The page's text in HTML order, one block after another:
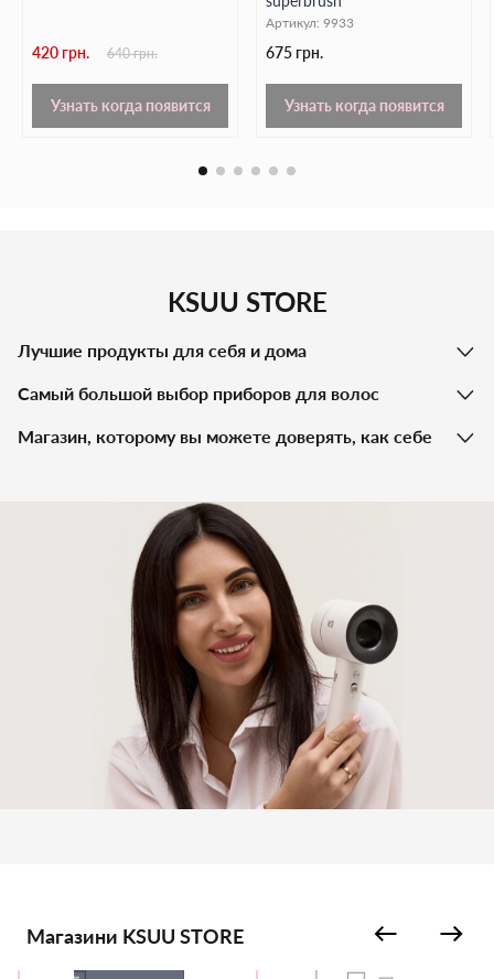
420 грн. 640 грн.
Узнать когда появится
Артикул: 9933
675 грн.
Узнать когда появится
KSUU STORE
Лучшие продукты для себя и дома
Самый большой выбор приборов для волос
Магазин, которому вы можете доверять, как себе
Магазини KSUU STORE